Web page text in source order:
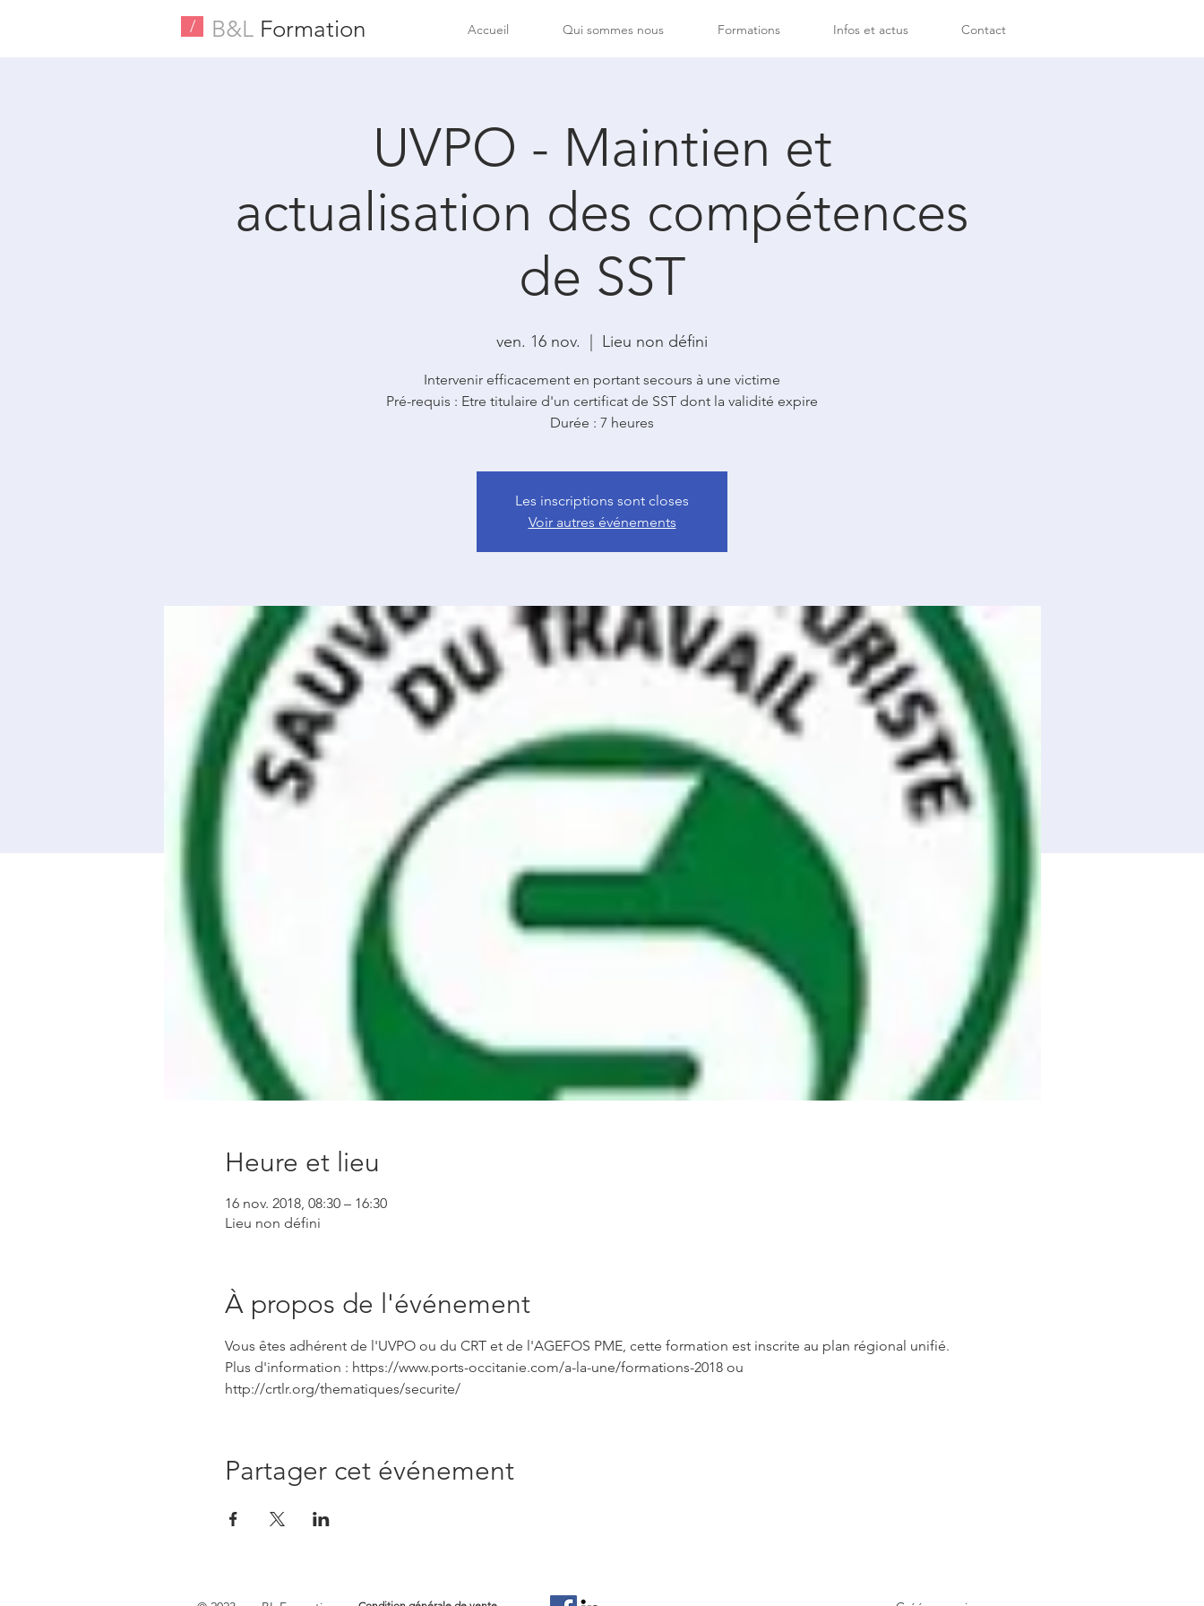
/ B&L Formation Accueil Qui sommes nous Formations Infos et actus Contact
UVPO - Maintien et
actualisation des compétences
de SST
ven. 16 nov. Lieu non défini
Intervenir efficacement en portant secours à une victime
Pré-requis : Etre titulaire d'un certificat de SST dont la validité expire
Les inscriptions sont closes
Voir autres événements
Heure et lieu
16 nov. 2018, 08:30 – 16:30
Lieu non défini
À propos de l'événement
Vous êtes adhérent de l'UVPO ou du CRT et de l'AGEFOS PME, cette formation est inscrite au plan régional unifié.
Plus d'information : https://www.ports-occitanie.com/a-la-une/formations-2018 ou
http://crtlr.org/thematiques/securite/
Partager cet événement